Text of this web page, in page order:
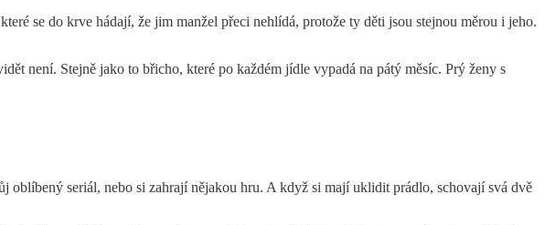
se do krve hádají, že jim manžel přeci nehlídá, protože ty děti jsou stejnou měrou i jeho.
není. Stejně jako to břicho, které po každém jídle vypadá na pátý měsíc. Prý ženy s
oblíbený seriál, nebo si zahrají nějakou hru. A když si mají uklidit prádlo, schovají svá dvě